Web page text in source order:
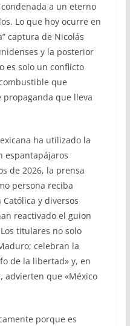
a un eterno
Lo que hoy ocurre en
captura de Nicolás
y la posterior
es solo un conflicto
que
que lleva
ha utilizado la
espantapájaros
de 2026, la prensa
persona reciba
y diversos
reactivado el guion
titulares no solo
celebran la
de la libertad» y, en
que «México
porque es